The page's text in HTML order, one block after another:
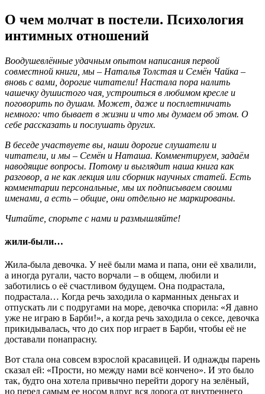
О чем молчат в постели. Психология
интимных отношений
Воодушевлённые удачным опытом написания первой
совместной книги, мы – Наталья Толстая и Семён Чайка –
вновь с вами, дорогие читатели! Настала пора налить
чашечку душистого чая, устроиться в любимом кресле и
поговорить по душам. Может, даже и посплетничать
немного: что бывает в жизни и что мы думаем об этом. О
себе рассказать и послушать других.
В беседе участвуете вы, наши дорогие слушатели и
читатели, и мы – Семён и Наташа. Комментируем, задаём
наводящие вопросы. Потому и выглядит наша книга как
разговор, а не как лекция или сборник научных статей. Есть
комментарии персональные, мы их подписываем своими
именами, а есть – общие, они отдельно не маркированы.
Читайте, спорьте с нами и размышляйте!
жили-были…
Жила-была девочка. У неё были мама и папа, они её хвалили,
а иногда ругали, часто ворчали – в общем, любили и
заботились о её счастливом будущем. Она подрастала,
подрастала… Когда речь заходила о карманных деньгах и
отпускать ли с подругами на море, девочка спорила: «Я давно
уже не играю в Барби!», а когда речь заходила о сексе, девочка
прикидывалась, что до сих пор играет в Барби, чтобы её не
доставали понапрасну.
Вот стала она совсем взрослой красавицей. И однажды парень
сказал ей: «Прости, но между нами всё кончено». И это было
так, будто она хотела привычно перейти дорогу на зелёный,
но перед самым ее носом вдруг вся дорога от внутреннего